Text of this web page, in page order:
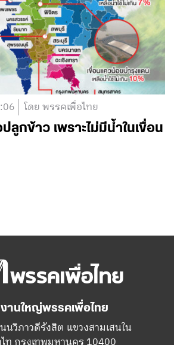
โดย พรรคเพื่อไทย
ลูกข้าว เพราะไม่มีน้ำในเขื่อน
านใหญ่พรรคเพื่อไทย
นวิภาวดีรังสิต แขวงสามเสนใน